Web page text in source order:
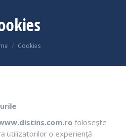
Cookies
foloseşte
utilizatorilor o experienţă